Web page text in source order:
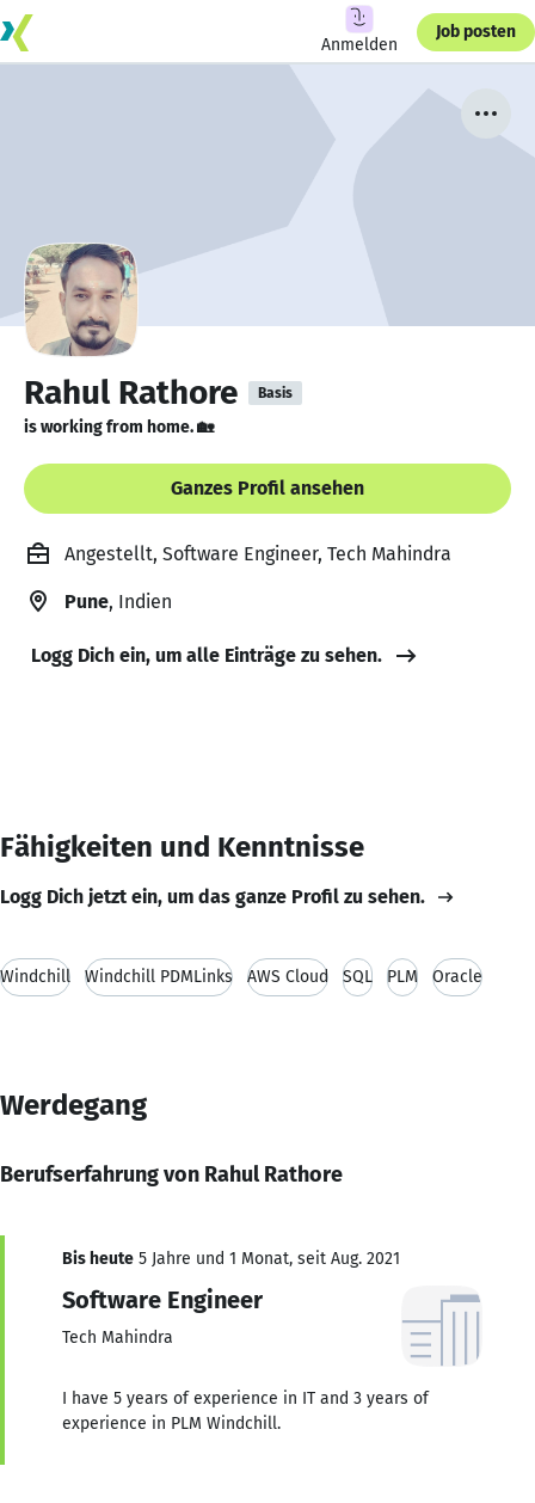
Anmelden
Job posten
Rahul Rathore Basis
is working from home. 🏡
Ganzes Profil ansehen
Angestellt, Software Engineer, Tech Mahindra
Pune, Indien
Logg Dich ein, um alle Einträge zu sehen.
Fähigkeiten und Kenntnisse
Logg Dich jetzt ein, um das ganze Profil zu sehen.
Windchill Windchill PDMLinks AWS Cloud SQL PLM Oracle
Werdegang
Berufserfahrung von Rahul Rathore
Bis heute 5 Jahre und 1 Monat, seit Aug. 2021
Software Engineer
Tech Mahindra
I have 5 years of experience in IT and 3 years of
experience in PLM Windchill.